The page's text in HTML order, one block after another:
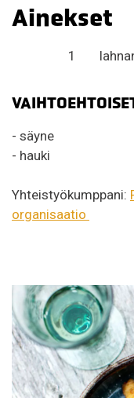
Ainekset
1
- säyne
- hauki
Yhteistyökumppani:
organisaatio